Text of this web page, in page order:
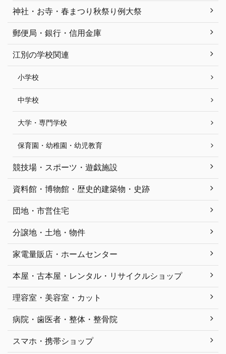
神社・お寺・春まつり秋祭り例大祭
郵便局・銀行・信用金庫
江別の学校関連
小学校
中学校
大学・専門学校
保育園・幼稚園・幼児教育
競技場・スポーツ・遊戯施設
資料館・博物館・歴史的建築物・史跡
団地・市営住宅
分譲地・土地・物件
家電量販店・ホームセンター
本屋・古本屋・レンタル・リサイクルショップ
理容室・美容室・カット
病院・歯医者・整体・整骨院
スマホ・携帯ショップ